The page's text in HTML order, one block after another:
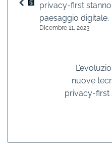
privacy-first
paesaggio digitale.
Dicembre 11, 2023
nuove
privacy-first